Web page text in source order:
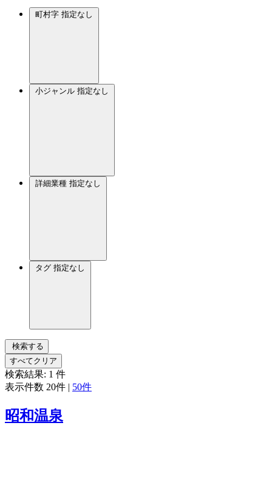
町村字 指定なし
小ジャンル 指定なし
詳細業種 指定なし
タグ 指定なし
検索する
すべてクリア
検索結果: 1 件
表示件数 20件 | 50件
昭和温泉